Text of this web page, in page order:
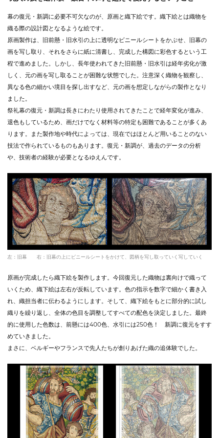
幕の復元・新調に必要不可欠なのが、原画と織下絵です。織下絵とは織物を
織る際の設計図となるような絵です。
原画製作は、旧前懸・旧水引の上に透明なビニールシートをかぶせ、旧幕の
画を写し取り、それをさらに紙に清書し、完成した構図に彩色するという工
程で進めました。しかし、長年使われてきた旧前懸・旧水引は経年劣化が激
しく、元の画を写し取ることが困難な状態でした。注意深く織物を観察し、
異なる色の細かい境目を探し出すなど、元の画を想定しながらの製作となり
ました。
祭礼幕の復元・新調は長きにわたり使用されてきたことで経年変化が進み、
退色もしているため、画だけでなく材料等の特定も困難であることが多くあ
ります。また製作地や時代によっては、現在ではほとんど用いることのない
技法で作られているものもあります。復元・新調が、過去のデータの分析
や、技術者の経験が必要となるゆえんです。
左：旧幕 右：旧幕の上にビニールシートをかけて、図柄を写し取っていく写していく
原画が完成したら織下絵を製作します。今回復元した織物は裏向けで織って
いくため、織下絵は左右が反転しています。色の指示を数字で細かく書き入
れ、織担当者に伝わるようにします。そして、織下絵をもとに部分的に試し
織りを繰り返し、全体の色目を調整してすべての配色を決定しました。最終
的に使用した色数は、前懸には400色、水引には250色！ 新調に復元をすす
めていきました。
まさに、ベルギーやフランスで先人たちが創りあげた織の追体験でした。